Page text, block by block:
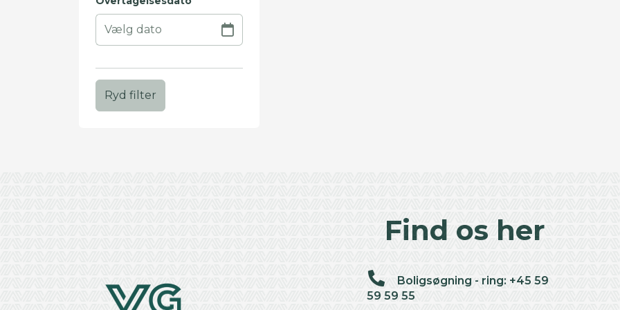
Ryd filter
Find os her
Boligsøgning - ring: +45 59
59 59 55